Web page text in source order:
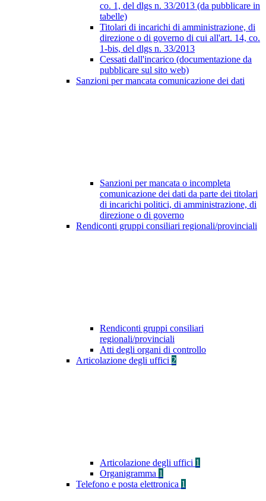
co. 1, del dlgs n. 33/2013 (da pubblicare in
tabelle)
Titolari di incarichi di amministrazione, di
direzione o di governo di cui all'art. 14, co.
1-bis, del dlgs n. 33/2013
Cessati dall'incarico (documentazione da
pubblicare sul sito web)
Sanzioni per mancata comunicazione dei dati
Sanzioni per mancata o incompleta
comunicazione dei dati da parte dei titolari
di incarichi politici, di amministrazione, di
direzione o di governo
Rendiconti gruppi consiliari regionali/provinciali
Rendiconti gruppi consiliari
regionali/provinciali
Atti degli organi di controllo
Articolazione degli uffici 2
Articolazione degli uffici 1
Organigramma 1
Telefono e posta elettronica 1